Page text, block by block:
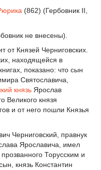
(862) (Гербовник II,
не внесены).
от Князей Черниговских.
находящейся в
показано: что сын
Святославича,
князь Ярослав
Великого князя
и от него пошли Князья
Черниговский, правнук
Ярославича, имел
Торусским и
князь Константин